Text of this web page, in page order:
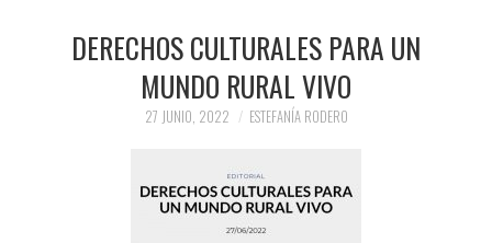
PRENSA Y
COLABORACIONES)
DERECHOS CULTURALES PARA UN
MUNDO RURAL VIVO
27 JUNIO, 2022 ESTEFANÍA RODERO